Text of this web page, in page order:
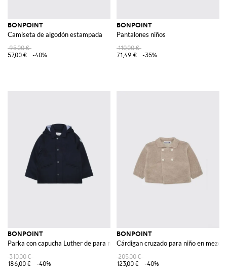
BONPOINT
Camiseta de algodón estampada
95,00 €
57,00 €
-40%
BONPOINT
Pantalones niños
110,00 €
71,49 €
-35%
BONPOINT
Parka con capucha Luther de para niño en nailon reciclado repelente al agua
310,00 €
186,00 €
-40%
BONPOINT
Cárdigan cruzado para niño en
205,00 €
123,00 €
-40%